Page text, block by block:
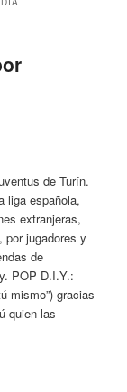
de Turín.
liga española,
extranjeras,
por jugadores y
de
POP D.I.Y.:
mismo”) gracias
quien las